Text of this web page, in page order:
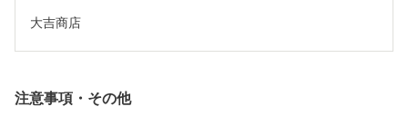
大吉商店
注意事項・その他